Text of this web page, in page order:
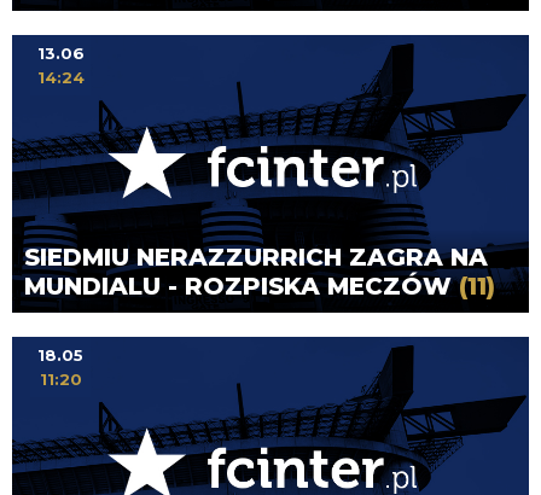
SIEDMIU NERAZZURRICH ZAGRA NA
MUNDIALU - ROZPISKA MECZÓW(11)
13.06
14:24
18.05
11:20